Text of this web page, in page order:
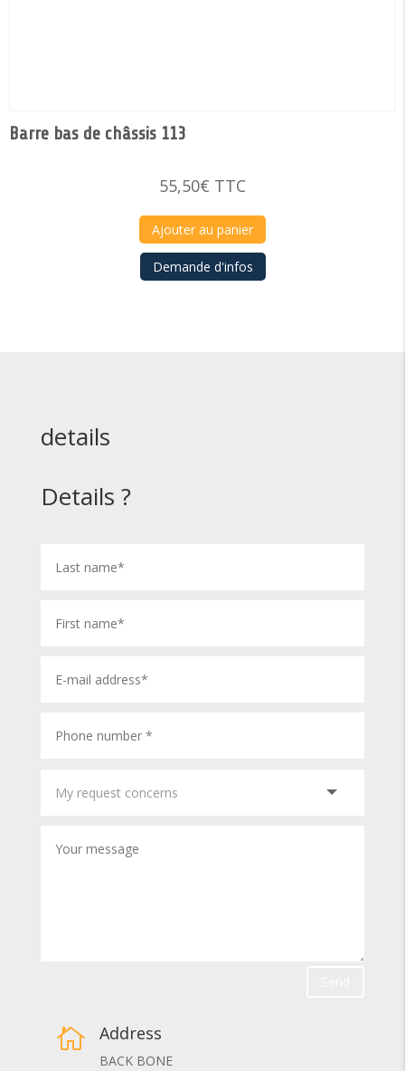
Barre bas de châssis 113
55,50€ TTC
Ajouter au panier
Demande d'infos
details
Details ?
 Address
BACK BONE